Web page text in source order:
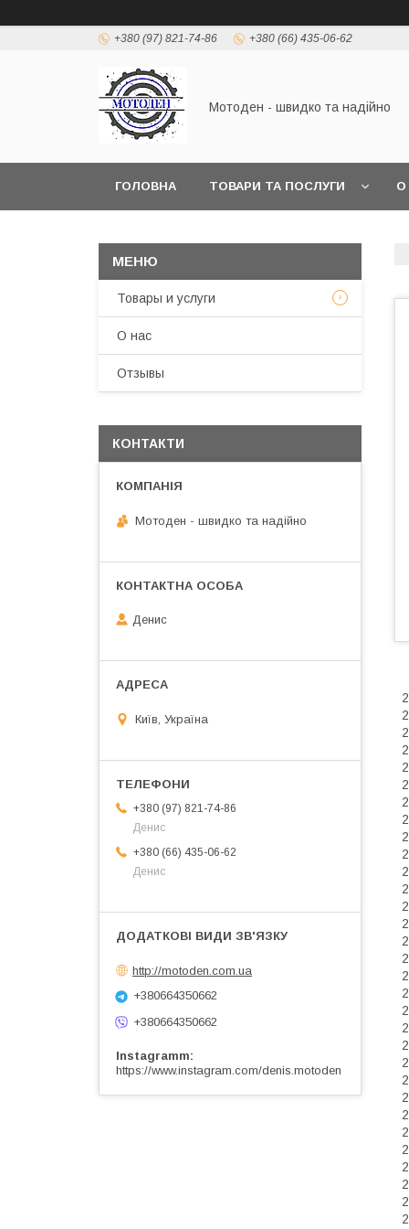
+380 (97) 821-74-86 +380 (66) 435-06-62
Мотоден - швидко та надійно
ГОЛОВНА ТОВАРИ ТА ПОСЛУГИ О
Товары и услуги
О нас
Отзывы
КОНТАКТИ
Мотоден - швидко та надійно
Денис
Київ, Україна
+380 (97) 821-74-86
Денис
+380 (66) 435-06-62
Денис
http://motoden.com.ua
+380664350662
+380664350662
Instagramm
https://www.instagram.com/denis.motoden